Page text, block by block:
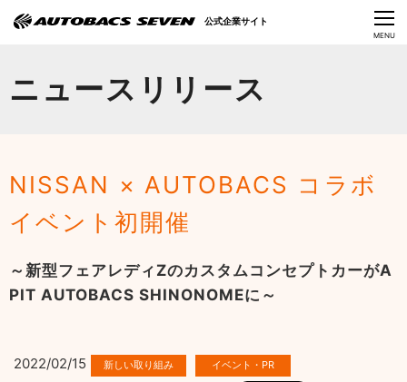
CLOSE
MENU
ニュースリリース
NISSAN × AUTOBACS コラボ
イベント初開催
～新型フェアレディZのカスタムコンセプトカーがA
PIT AUTOBACS SHINONOMEに～
2022/02/15
公式企業サイト
サステナビリティ
Language